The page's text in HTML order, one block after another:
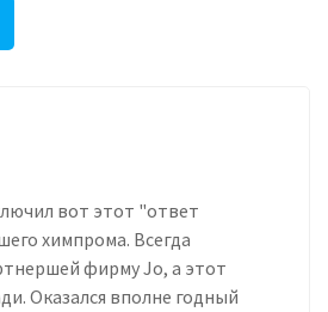
вот этот "ответ
химпрома. Всегда
фирму Jo, а этот
Оказался вполне годный